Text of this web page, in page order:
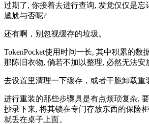
过期了, 你接着去进行查询, 发觉仅仅是忘
尴尬与否呢?
还有啊，别忽视缓存的垃圾。
TokenPocket使用时间一长, 其中积累的数
那陈旧衣物, 倘若不加以整理, 必然无法安
去设置里清理一下缓存，或者干脆卸载重
进行重装的那些步骤具是有点烦琐复杂,
抄录下来, 将其锁在专门存放东西的保险
就丢在桌子上面。